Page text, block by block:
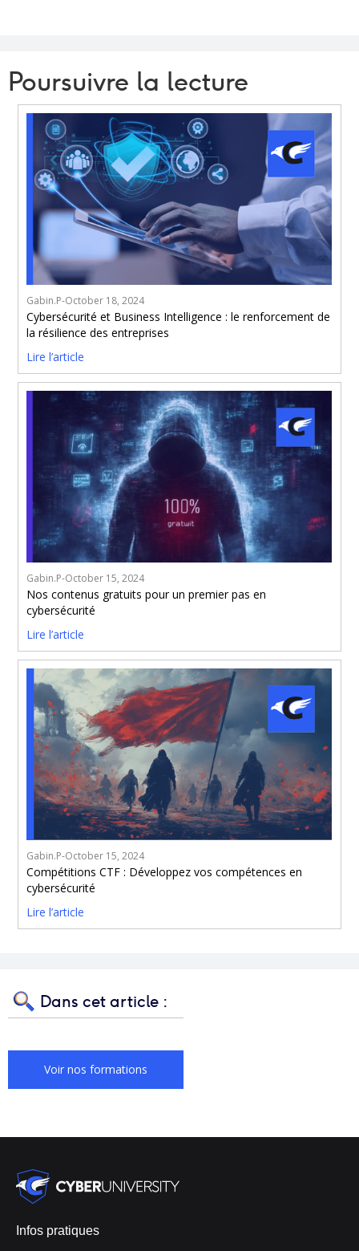
Poursuivre la lecture
Gabin.P-October 18, 2024
Cybersécurité et Business Intelligence : le renforcement de
la résilience des entreprises
Lire l’article
Gabin.P-October 15, 2024
Nos contenus gratuits pour un premier pas en
cybersécurité
Lire l’article
Gabin.P-October 15, 2024
Compétitions CTF : Développez vos compétences en
cybersécurité
Lire l’article
Dans cet article :
Voir nos formations
Infos pratiques